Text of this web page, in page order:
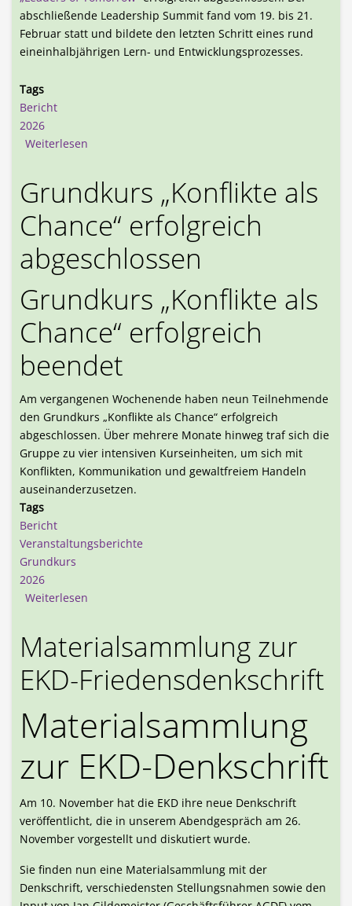
abschließende Leadership Summit fand vom 19. bis 21.
Februar statt und bildete den letzten Schritt eines rund
eineinhalbjährigen Lern- und Entwicklungsprozesses.
Tags
Bericht
2026
Weiterlesen
Grundkurs „Konflikte als
Chance“ erfolgreich
abgeschlossen
Grundkurs „Konflikte als
Chance“ erfolgreich
beendet
Am vergangenen Wochenende haben neun Teilnehmende
den Grundkurs „Konflikte als Chance“ erfolgreich
abgeschlossen. Über mehrere Monate hinweg traf sich die
Gruppe zu vier intensiven Kurseinheiten, um sich mit
Konflikten, Kommunikation und gewaltfreiem Handeln
auseinanderzusetzen.
Tags
Bericht
Veranstaltungsberichte
Grundkurs
2026
Weiterlesen
Materialsammlung zur
EKD-Friedensdenkschrift
Materialsammlung
zur EKD-Denkschrift
Am 10. November hat die EKD ihre neue Denkschrift
veröffentlicht, die in unserem Abendgespräch am 26.
November vorgestellt und diskutiert wurde.
Sie finden nun eine Materialsammlung mit der
Denkschrift, verschiedensten Stellungsnahmen sowie den